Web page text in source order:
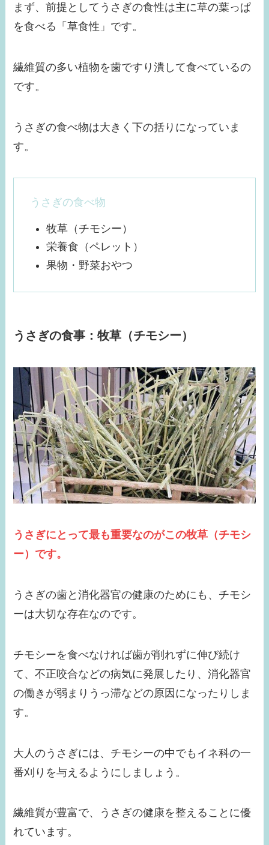
まず、前提としてうさぎの食性は主に草の葉っぱ
を食べる「草食性」です。
繊維質の多い植物を歯ですり潰して食べているの
です。
うさぎの食べ物は大きく下の括りになっていま
す。
うさぎの食べ物
牧草（チモシー）
栄養食（ペレット）
果物・野菜おやつ
うさぎの食事：牧草（チモシー）
うさぎにとって最も重要なのがこの牧草（チモシ
ー）です。
うさぎの歯と消化器官の健康のためにも、チモシ
ーは大切な存在なのです。
チモシーを食べなければ歯が削れずに伸び続け
て、不正咬合などの病気に発展したり、消化器官
の働きが弱まりうっ滞などの原因になったりしま
す。
大人のうさぎには、チモシーの中でもイネ科の一
番刈りを与えるようにしましょう。
繊維質が豊富で、うさぎの健康を整えることに優
れています。